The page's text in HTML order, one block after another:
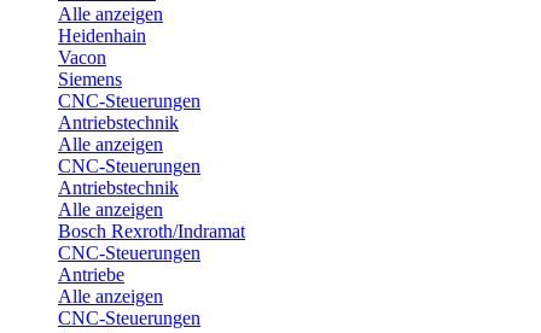
Alle anzeigen
Heidenhain
Vacon
Siemens
CNC-Steuerungen
Antriebstechnik
Alle anzeigen
CNC-Steuerungen
Antriebstechnik
Alle anzeigen
Bosch Rexroth/Indramat
CNC-Steuerungen
Antriebe
Alle anzeigen
CNC-Steuerungen